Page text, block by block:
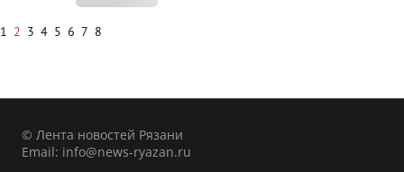
1 2 3 4 5 6 7 8
© Лента новостей Рязани
Email: info@news-ryazan.ru